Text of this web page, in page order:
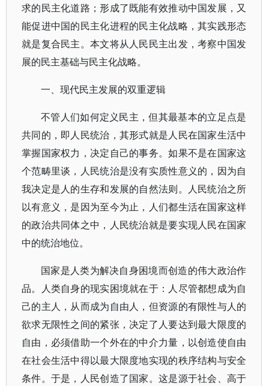
求的民主化道路；形成了既能有效推动中国发展，又
能促进中国的民主化进程的民主化战略，其实践形态
就是复合民主。本文将从人民民主出发，考察中国发
展的民主基础与民主化战略。
一、现代民主发展的双重逻辑
不管人们如何定义民主，但其最基本的立足点是
共同的，即人民统治，其形式就是人民在国家生活中
掌握国家权力，决定自己的事务。如果不是在国家这
个范畴里谈，人民统治是没有实质性意义的，因为自
我决定是人的生存和发展的自然法则。人民统治之所
以有意义，是因为至今为止，人们都生活在国家这样
的政治共同体之中，人民统治就是要实现人民在国家
中的统治地位。
国家是人类为解决自身困境而创造的伟大政治作
品。人类自身的现实困境就在于：人尽管都想成为自
己的主人，从而成为自由人，但资源的有限性与人的
欲求无限性之间的紧张，决定了人要达到最大限度的
自由，必须借助一个外在的中介力量，以创造使自由
在社会生活中得以最大限度地实现的秩序结构与安全
条件。于是，人民创造了国家。这是源于社会、高于